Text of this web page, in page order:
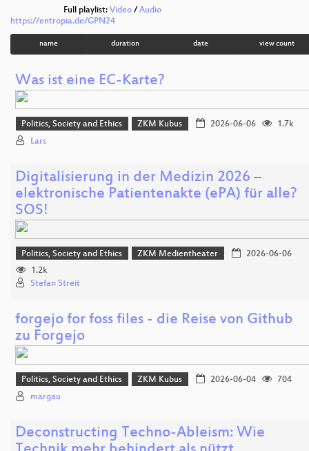
Full playlist: Video / Audio
https://entropia.de/GPN24
name duration date view count
Was ist eine EC-Karte?
Politics, Society and Ethics ZKM Kubus 2026-06-06
1.7k
Lars
Digitalisierung in der Medizin 2026 –
elektronische Patientenakte (ePA) für alle?
SOS!
Politics, Society and Ethics ZKM Medientheater
2026-06-06
1.2k
Stefan Streit
forgejo for foss files - die Reise von Github
zu Forgejo
Politics, Society and Ethics ZKM Kubus 2026-06-04
704
margau
Deconstructing Techno-Ableism: Wie